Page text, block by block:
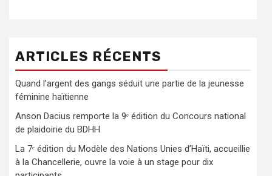
ARTICLES RÉCENTS
Quand l’argent des gangs séduit une partie de la jeunesse
féminine haïtienne
Anson Dacius remporte la 9ᵉ édition du Concours national
de plaidoirie du BDHH
La 7ᵉ édition du Modèle des Nations Unies d’Haïti, accueillie
à la Chancellerie, ouvre la voie à un stage pour dix